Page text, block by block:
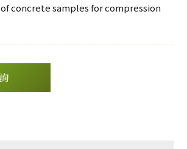
concrete samples for compression